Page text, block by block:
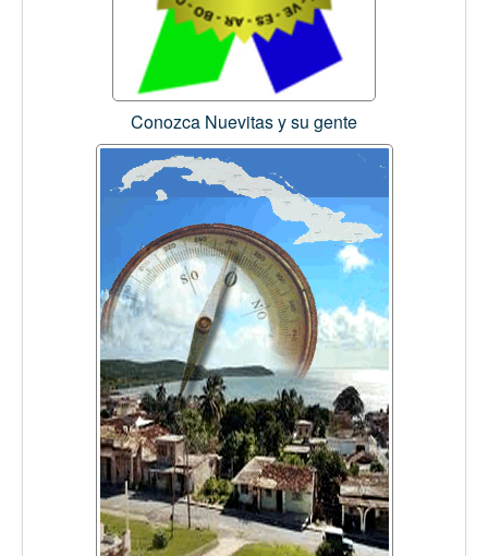
Conozca Nuevitas y su gente